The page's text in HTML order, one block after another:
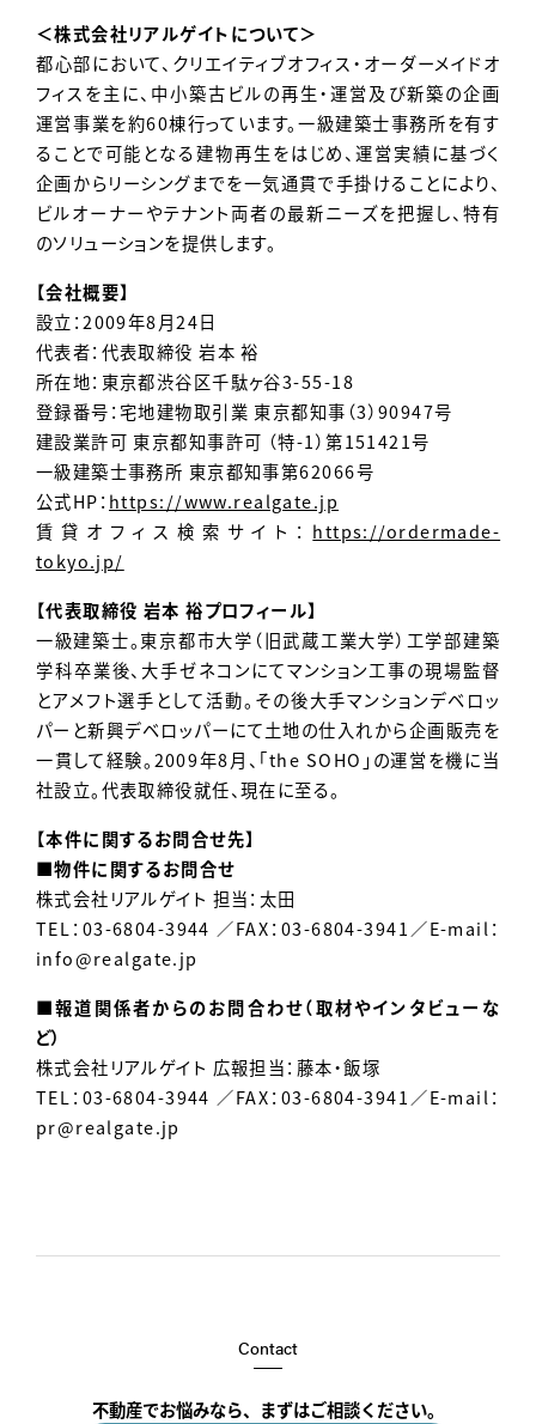
＜株式会社リアルゲイトについて＞
都心部において、クリエイティブオフィス・オーダーメイドオ
フィスを主に、中小築古ビルの再生・運営及び新築の企画
運営事業を約60棟行っています。一級建築士事務所を有す
ることで可能となる建物再生をはじめ、運営実績に基づく
企画からリーシングまでを一気通貫で手掛けることにより、
ビルオーナーやテナント両者の最新ニーズを把握し、特有
のソリューションを提供します。
【会社概要】
設立：2009年8月24日
代表者：代表取締役 岩本 裕
所在地：東京都渋谷区千駄ヶ谷3-55-18
登録番号：宅地建物取引業 東京都知事（3）90947号
建設業許可 東京都知事許可 （特-1）第151421号
一級建築士事務所 東京都知事第62066号
公式HP： https://www.realgate.jp
賃貸オフィス検索サイト： https://ordermade-
tokyo.jp/
【代表取締役 岩本 裕プロフィール】
一級建築士。東京都市大学（旧武蔵工業大学）工学部建築
学科卒業後、大手ゼネコンにてマンション工事の現場監督
とアメフト選手として活動。その後大手マンションデベロッ
パーと新興デベロッパーにて土地の仕入れから企画販売を
一貫して経験。2009年8月、「the SOHO」の運営を機に当
社設立。代表取締役就任、現在に至る。
【本件に関するお問合せ先】
■物件に関するお問合せ
株式会社リアルゲイト 担当：太田
TEL：03-6804-3944 ／FAX：03-6804-3941／E-mail：
info@realgate.jp
■報道関係者からのお問合わせ（取材やインタビューな
ど）
株式会社リアルゲイト 広報担当：藤本・飯塚
TEL：03-6804-3944 ／FAX：03-6804-3941／E-mail：
pr@realgate.jp
Contact
不動産でお悩みなら、まずはご相談ください。